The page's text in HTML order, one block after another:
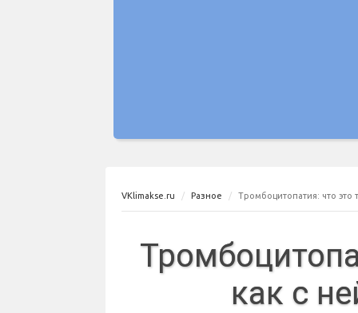
VKlimakse.ru Разное Тромбоцитопатия: что это
как с